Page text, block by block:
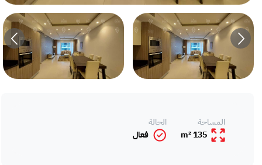
المساحة
135 m²
الحالة
فعال